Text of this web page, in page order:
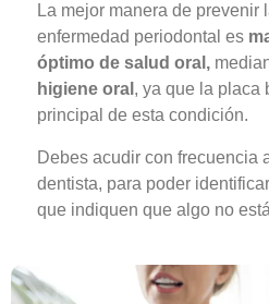
La mejor manera de prevenir
enfermedad periodontal es
óptimo de salud oral,
higiene oral , ya que la placa
principal de esta condición.
Debes acudir con frecuencia
dentista, para poder
que indiquen que algo no